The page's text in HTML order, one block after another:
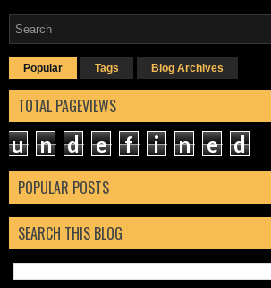
Popular Tags Blog Archives
TOTAL PAGEVIEWS
u n d e f i n e d
POPULAR POSTS
SEARCH THIS BLOG